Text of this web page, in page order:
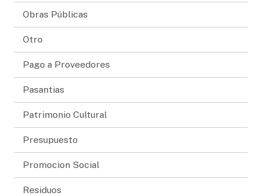
Obras Públicas
Otro
Pago a Proveedores
Pasantias
Patrimonio Cultural
Presupuesto
Promocion Social
Residuos